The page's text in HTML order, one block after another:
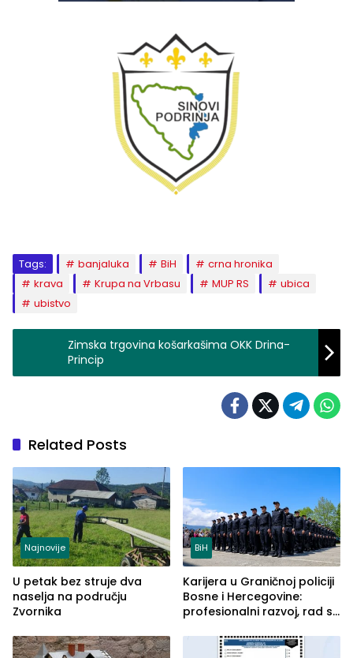
Tags: banjaluka BiH
crna hronika
krava
Krupa na Vrbasu MUP RS
ubica
ubistvo
Zimska trgovina košarkašima OKK Drina-
Princip
Related Posts
Najnovije
U petak bez struje dva
naselja na području
Zvornika
BiH
Karijera u Graničnoj policiji
Bosne i Hercegovine:
profesionalni razvoj, rad sa
služba građanima